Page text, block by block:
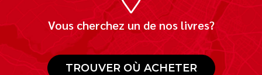
Vous cherchez un de nos livres?
TROUVER OÙ ACHETER